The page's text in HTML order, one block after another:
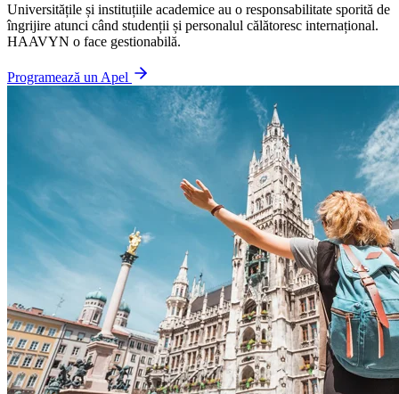
Universitățile și instituțiile academice au o responsabilitate sporită de
îngrijire atunci când studenții și personalul călătoresc internațional.
HAAVYN o face gestionabilă.
Programează un Apel